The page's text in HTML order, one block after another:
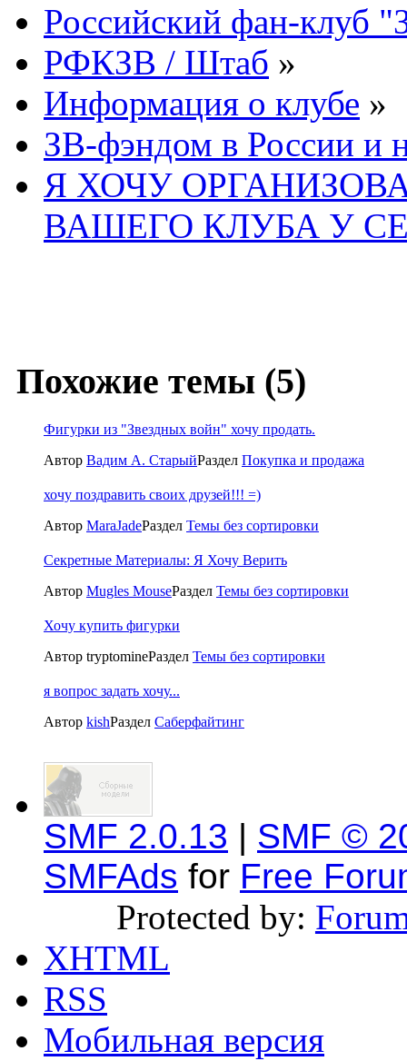
Российский фан-клуб
РФКЗВ / Штаб »
Информация о клубе »
ЗВ-фэндом в России и
Я ХОЧУ
ВАШЕГО КЛУБА У
Похожие темы (5)
Фигурки из "Звездных войн" хочу продать.
Автор Вадим А. СтарыйРаздел Покупка и продажа
хочу поздравить своих друзей!!! =)
Автор MaraJadeРаздел Темы без сортировки
Секретные Материалы: Я Хочу Верить
Автор Mugles MouseРаздел Темы без сортировки
Хочу купить фигурки
Автор tryptomineРаздел Темы без сортировки
я вопрос задать хочу...
Автор kishРаздел Саберфайтинг
SMF 2.0.13 | SMF ©
SMFAds for Free
Protected by:
XHTML
RSS
Мобильная версия